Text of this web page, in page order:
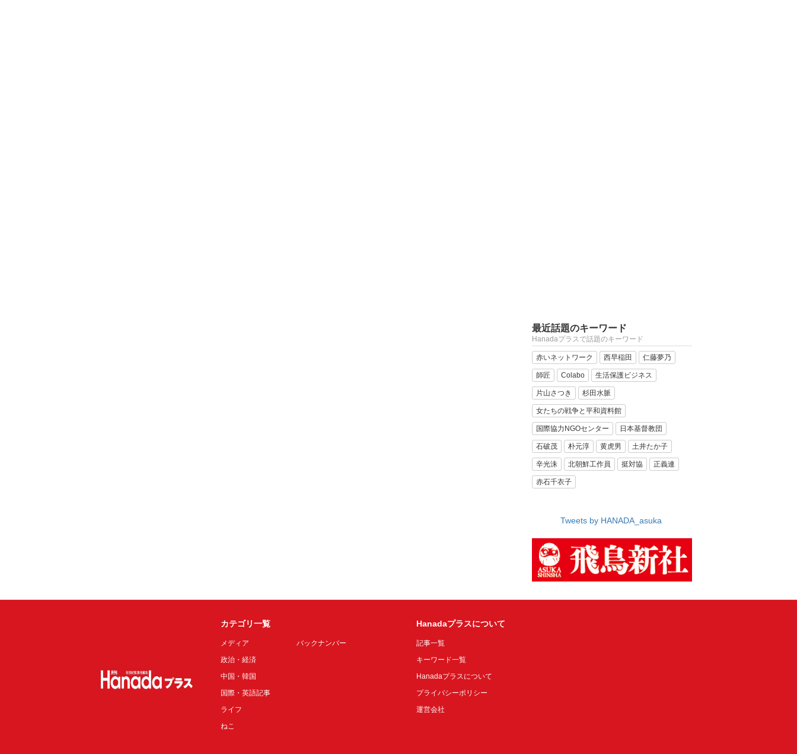
最近話題のキーワード
Hanadaプラスで話題のキーワード
赤いネットワーク 西早稲田 仁藤夢乃
師匠 Colabo 生活保護ビジネス
片山さつき 杉田水脈
女たちの戦争と平和資料館
国際協力NGOセンター 日本基督教団
石破茂 朴元淳 黄虎男 土井たか子
辛光洙 北朝鮮工作員 挺対協 正義連
赤石千衣子
Tweets by HANADA_asuka
カテゴリ一覧
メディア
政治・経済
中国・韓国
国際・英語記事
ライフ
ねこ
バックナンバー
Hanadaプラスについて
記事一覧
キーワード一覧
Hanadaプラスについて
プライバシーポリシー
運営会社